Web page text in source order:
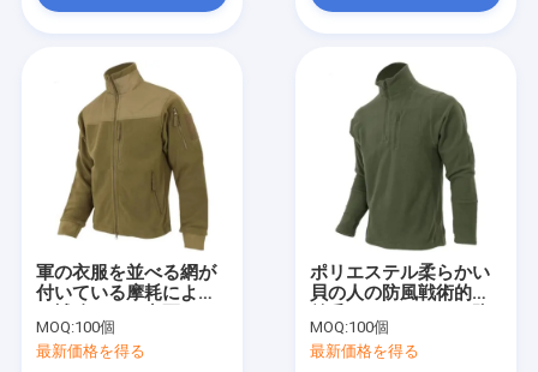
プロダクト
私達について
工場旅行
私達に連絡しなさい
ニュース
軍の衣服を並べる網が
付いている摩耗によっ
ーテのブラウンの羊毛
のジャケット
MOQ:100個
最新価格を得る
ポリエステル柔らかい
貝の人の防風戦術的な
水する
MOQ:100個
最新価格を得る